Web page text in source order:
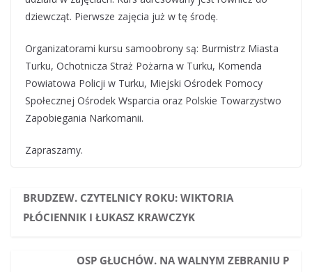
dziewcząt. Pierwsze zajęcia już w tę środę.
Organizatorami kursu samoobrony są: Burmistrz Miasta
Turku, Ochotnicza Straż Pożarna w Turku, Komenda
Powiatowa Policji w Turku, Miejski Ośrodek Pomocy
Społecznej Ośrodek Wsparcia oraz Polskie Towarzystwo
Zapobiegania Narkomanii.
Zapraszamy.
BRUDZEW. CZYTELNICY ROKU: WIKTORIA
PŁÓCIENNIK I ŁUKASZ KRAWCZYK
OSP GŁUCHÓW. NA WALNYM ZEBRANIU P